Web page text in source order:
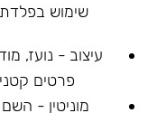
שימוש בפלדת
עיצוב - נועז,
פרטים
מוניטין -